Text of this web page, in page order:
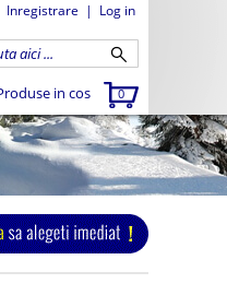
Inregistrare | Log in
in cos 0